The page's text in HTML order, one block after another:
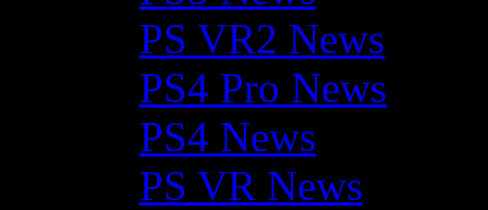
PS VR2 News
PS4 Pro News
PS4 News
PS VR News